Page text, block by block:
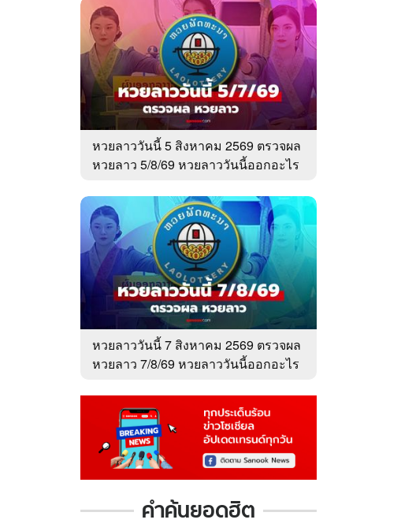
หวยลาววันนี้ 5 สิงหาคม 2569 ตรวจผล
หวยลาว 5/8/69 หวยลาววันนี้ออกอะไร
หวยลาววันนี้ 7 สิงหาคม 2569 ตรวจผล
หวยลาว 7/8/69 หวยลาววันนี้ออกอะไร
คำค้นยอดฮิต